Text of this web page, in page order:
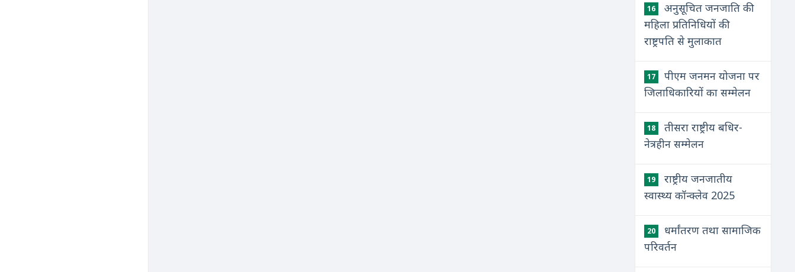
16
अनुसूचित जनजाति की
महिला प्रतिनिधियों की
राष्ट्रपति से मुलाकात
17
पीएम जनमन योजना पर
जिलाधिकारियों का सम्मेलन
18
तीसरा राष्ट्रीय बधिर-
नेत्रहीन सम्मेलन
19
राष्ट्रीय जनजातीय
स्वास्थ्य कॉन्क्लेव 2025
20
धर्मांतरण तथा सामाजिक
परिवर्तन